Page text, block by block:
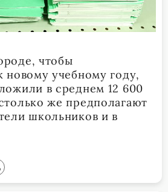
чтобы
новому учебному году,
в среднем 12 600
же предполагают
школьников и в